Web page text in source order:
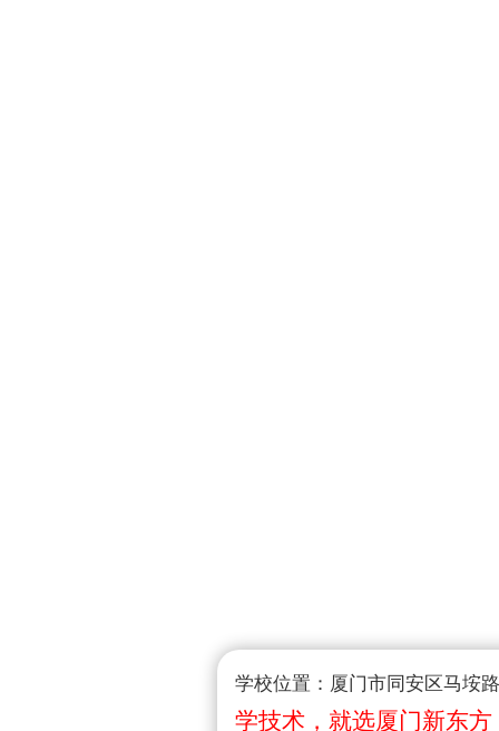
学校位置：厦门市同安区马垵
学技术，就选厦门新东方